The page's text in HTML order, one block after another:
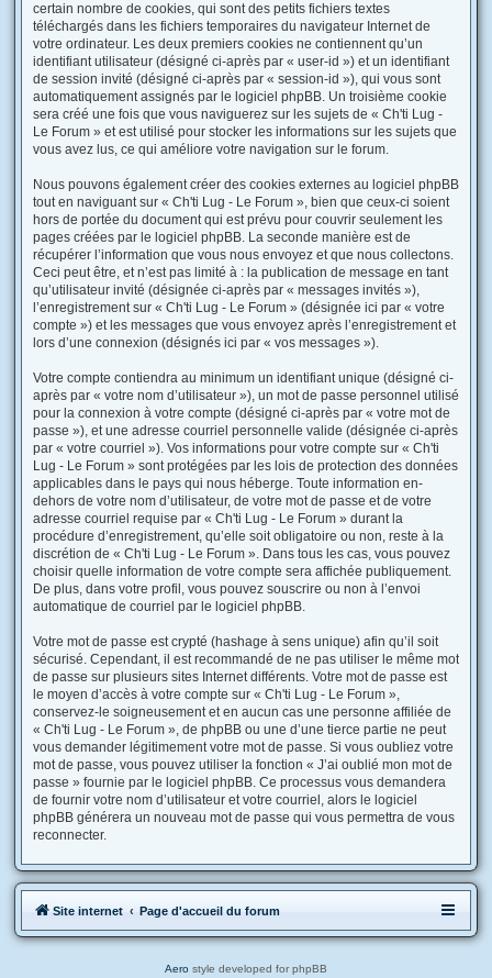
certain nombre de cookies, qui sont des petits fichiers textes
téléchargés dans les fichiers temporaires du navigateur Internet de
votre ordinateur. Les deux premiers cookies ne contiennent qu’un
identifiant utilisateur (désigné ci-après par « user-id ») et un identifiant
de session invité (désigné ci-après par « session-id »), qui vous sont
automatiquement assignés par le logiciel phpBB. Un troisième cookie
sera créé une fois que vous naviguerez sur les sujets de « Ch'ti Lug -
Le Forum » et est utilisé pour stocker les informations sur les sujets que
vous avez lus, ce qui améliore votre navigation sur le forum.
Nous pouvons également créer des cookies externes au logiciel phpBB
tout en naviguant sur « Ch'ti Lug - Le Forum », bien que ceux-ci soient
hors de portée du document qui est prévu pour couvrir seulement les
pages créées par le logiciel phpBB. La seconde manière est de
récupérer l’information que vous nous envoyez et que nous collectons.
Ceci peut être, et n’est pas limité à : la publication de message en tant
qu’utilisateur invité (désignée ci-après par « messages invités »),
l’enregistrement sur « Ch'ti Lug - Le Forum » (désignée ici par « votre
compte ») et les messages que vous envoyez après l’enregistrement et
lors d’une connexion (désignés ici par « vos messages »).
Votre compte contiendra au minimum un identifiant unique (désigné ci-
après par « votre nom d’utilisateur »), un mot de passe personnel utilisé
pour la connexion à votre compte (désigné ci-après par « votre mot de
passe »), et une adresse courriel personnelle valide (désignée ci-après
par « votre courriel »). Vos informations pour votre compte sur « Ch'ti
Lug - Le Forum » sont protégées par les lois de protection des données
applicables dans le pays qui nous héberge. Toute information en-
dehors de votre nom d’utilisateur, de votre mot de passe et de votre
adresse courriel requise par « Ch'ti Lug - Le Forum » durant la
procédure d’enregistrement, qu’elle soit obligatoire ou non, reste à la
discrétion de « Ch'ti Lug - Le Forum ». Dans tous les cas, vous pouvez
choisir quelle information de votre compte sera affichée publiquement.
De plus, dans votre profil, vous pouvez souscrire ou non à l’envoi
automatique de courriel par le logiciel phpBB.
Votre mot de passe est crypté (hashage à sens unique) afin qu’il soit
sécurisé. Cependant, il est recommandé de ne pas utiliser le même mot
de passe sur plusieurs sites Internet différents. Votre mot de passe est
le moyen d’accès à votre compte sur « Ch'ti Lug - Le Forum »,
conservez-le soigneusement et en aucun cas une personne affiliée de
« Ch'ti Lug - Le Forum », de phpBB ou une d’une tierce partie ne peut
vous demander légitimement votre mot de passe. Si vous oubliez votre
mot de passe, vous pouvez utiliser la fonction « J’ai oublié mon mot de
passe » fournie par le logiciel phpBB. Ce processus vous demandera
de fournir votre nom d’utilisateur et votre courriel, alors le logiciel
phpBB générera un nouveau mot de passe qui vous permettra de vous
reconnecter.
Site internet Page d'accueil du forum
Aero style developed for phpBB